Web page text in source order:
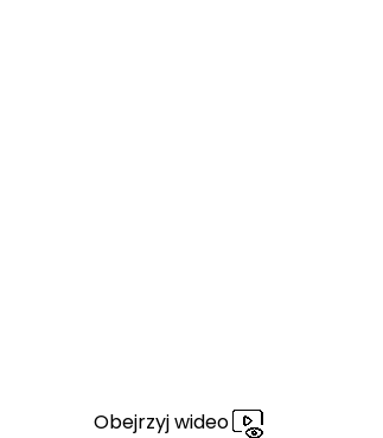
Obejrzyj wideo